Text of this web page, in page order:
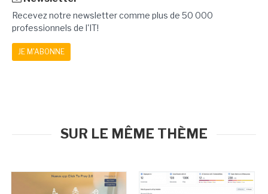
Recevez notre newsletter comme plus de 50 000
professionnels de l'IT!
JE M'ABONNE
SUR LE MÊME THÈME